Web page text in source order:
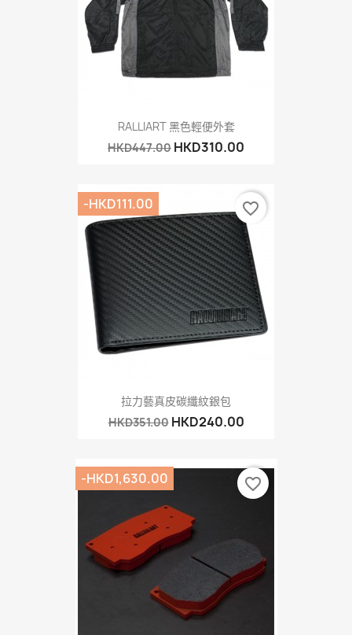
RALLIART 黑色輕便外套
HKD447.00 HKD310.00
拉力藝真皮碳纖紋銀包
HKD351.00 HKD240.00
-HKD111.00 favorite_border
-HKD1,630.00 favorite_border